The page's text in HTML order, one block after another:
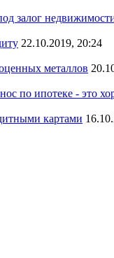
залог
22.10.2019, 20:24
металлов
по ипотеке - это
картами